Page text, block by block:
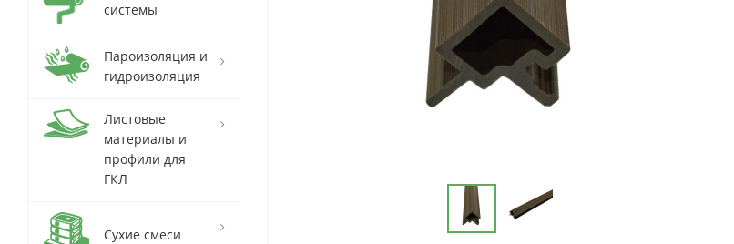
системы
Пароизоляция и
гидроизоляция
Листовые
материалы и
профили для
ГКЛ
Сухие смеси